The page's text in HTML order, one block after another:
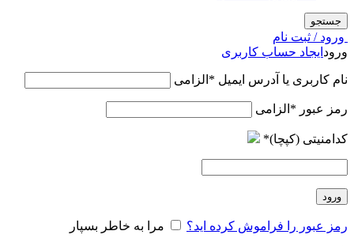
جستجو
ورود / ثبت نام
ورود ایجاد حساب کاربری
نام کاربری یا آدرس ایمیل * الزامی
رمز عبور * الزامی
کدامنیتی (کپچا)*
ورود
رمز عبور را فراموش کرده اید؟ مرا به خاطر بسپار